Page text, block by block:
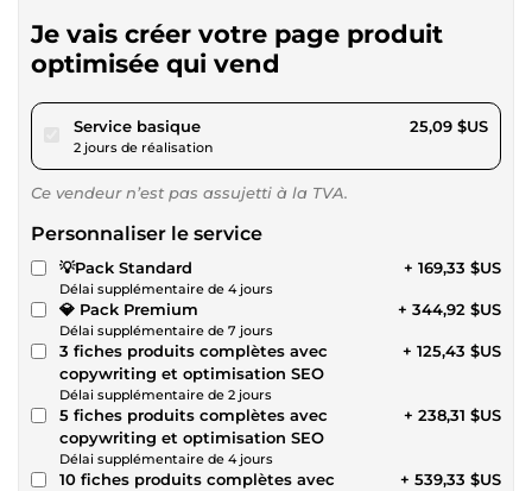
Je vais créer votre page produit
optimisée qui vend
Service basiquepour 23,12 $US
2 jours de réalisation
25,09 $US
Ce vendeur n’est pas assujetti à la TVA.
Personnaliser le service
💡Pack Standard
Délai supplémentaire de 4 jours
+ 169,33 $US
💎 Pack Premium
Délai supplémentaire de 7 jours
+ 344,92 $US
3 fiches produits complètes avec
copywriting et optimisation SEO
Délai supplémentaire de 2 jours
+ 125,43 $US
5 fiches produits complètes avec
copywriting et optimisation SEO
Délai supplémentaire de 4 jours
+ 238,31 $US
10 fiches produits complètes avec
+ 539,33 $US